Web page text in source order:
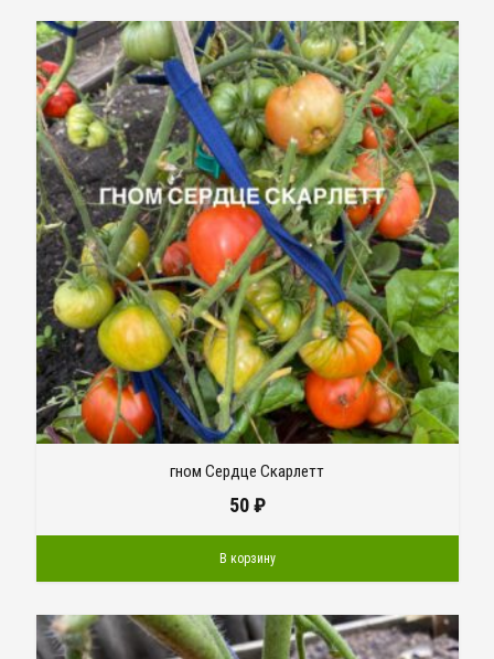
гном Сердце Скарлетт
50₽
В корзину